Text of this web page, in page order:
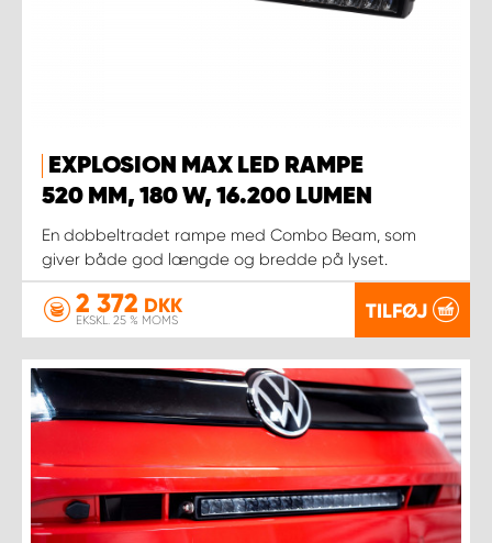
EXPLOSION MAX LED RAMPE
520 MM, 180 W, 16.200 LUMEN
En dobbeltradet rampe med Combo Beam, som
giver både god længde og bredde på lyset.
2 372 DKK
EKSKL. 25 % MOMS TILFØJ